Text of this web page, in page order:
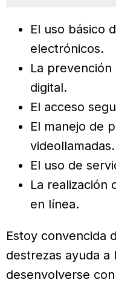
El uso básico
electrónicos.
La
digital.
El acceso
El manejo de
videollamadas.
El uso de
La realización
en línea.
Estoy convencida
destrezas ayuda a
desenvolverse